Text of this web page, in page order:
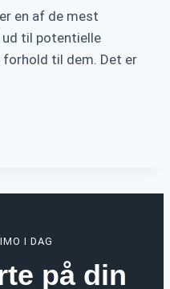
en af de mest
til potentielle
forhold til dem. Det er
I DAG
på din